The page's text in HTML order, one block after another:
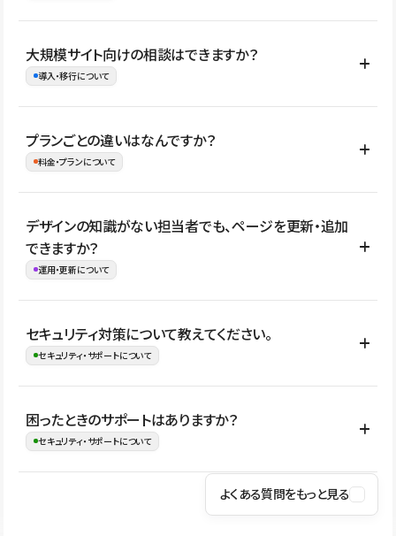
はい。既存サイトの構成やコンテンツ、URLを整理したうえで、
Studio上に再構築する形で移行できます。 WordPressの場合は、
イト全体のデザインや設定がそのまま移行されるわけではないた
め、移行後にページ構成やデザイン、CMS設計、URL・リダイレク
大規模サイト向けの相談はできますか？
導入・移行について
はい。アクセス規模が大きいサイトや、複数部門での運用、権限管
理、セキュリティ確認、既存システムとの連携など、個別の要件が
ない段階でも、お問い合わせください。
お問合せはこちら
プランごとの違いはなんですか？
料金・プランについて
公開ページ数、バージョン履歴の期間、CMS利用数の上限、権限
管理の有無などがプランごとに異なります。詳しくは料金プランペ
ージをご覧ください。
デザインの知識がない担当者でも、ページを更新・追加
できますか？
運用・更新について
はい。CMSやコンポーネントを活用して更新範囲を設計しておく
ことで、デザインを崩しにくい状態で運用できます。 さらにコン
ながらレイアウトに影響を与えずに更新作業を進めやすくなりま
す。
セキュリティ対策について教えてください。
セキュリティ・サポートについて
Studioでは、公開サイトやサービスを安全に利用できるよう、通信
の暗号化、データ保護、アクセス管理、脆弱性対策など、複数の観
はSSL/TLSによる通信暗号化に対応しており、悪質なスクリプトの
困ったときのサポートはありますか？
セキュリティ・サポートについて
操作方法や機能については、ヘルプセンターでご確認いただけま
よくある質問をもっと見る